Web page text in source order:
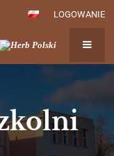
LOGOWANIE